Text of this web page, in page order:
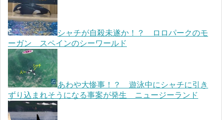
シャチが自殺未遂か！？ ロロパークのモ
ーガン スペインのシーワールド
あわや大惨事！？ 遊泳中にシャチに引き
ずり込まれそうになる事案が発生 ニュージーランド